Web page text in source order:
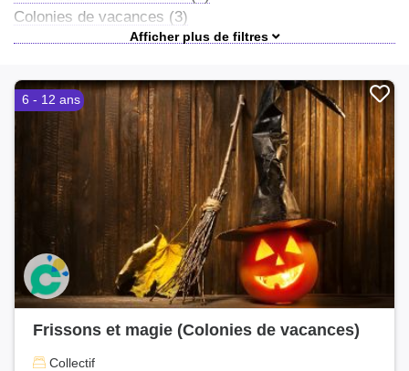
Colonies de vacances (3)
Séjours culture et découverte (3)
Séjours linguistiques (2)
Séjours à thème (2)
Vacances en famille (1)
6 - 12 ans
Frissons et magie (Colonies de vacances)
Collectif